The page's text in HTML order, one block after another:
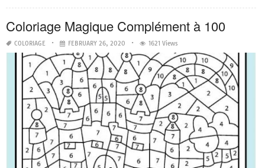
Coloriage Magique Complément à 100
COLORIAGE FEBRUARY 26, 2020 1621 Views